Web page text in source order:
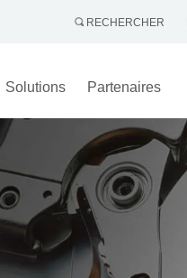
RECHERCHER
Solutions Partenaires